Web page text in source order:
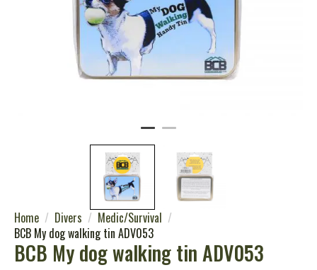
Home Divers
Medic/Survival
BCB My dog walking tin ADV053
BCB My dog walking tin ADV053